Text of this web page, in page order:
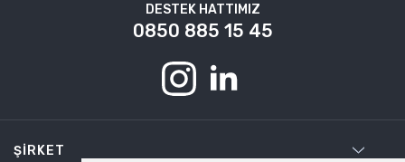
DESTEK HATTIMIZ
0850 885 15 45
ŞIRKET